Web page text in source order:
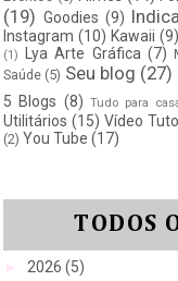
(19) Goodies (9)
Instagram (10) Kawaii (9)
(1)
Lya Arte Gráfica (7)
Saúde (5) Seu blog (27)
5 Blogs (8) Tudo para
Utilitários (15) Vídeo
(2) You Tube (17)
TODOS
2026 (5)